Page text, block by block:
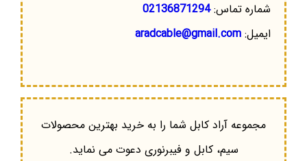
شماره تماس:02136871294
ایمیل: aradcable@gmail.com
مجموعه آراد کابل شما را به خرید بهترین محصولات
سیم، کابل و فیبرنوری دعوت می نماید.